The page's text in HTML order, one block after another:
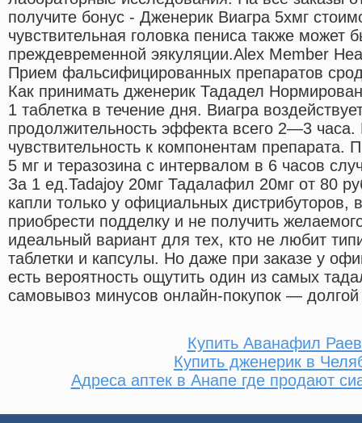
получите бонус - Дженерик Виагра 5хмг
чувствительная головка пениса также может
преждевременной эякуляции.Alex Member
Прием фальсифицированных препаратов
Как принимать дженерик Тададел
1 таблетка в течение дня. Виагра
продолжительность эффекта всего 2—3
чувствительность к компонентам
5 мг и теразозина с интервалом в 6 часов
За 1 ед.Tadajoy 20мг Тадалафил 20мг от 80
капли только у официальных дистрибуторов,
приобрести подделку и не получить
идеальный вариант для тех, кто не любит
таблетки и капсулы. Но даже при заказе у
есть вероятность ощутить один из самых
самовывоз минусов онлайн-покупок — долгой
Купить Аванафил
Купить дженерик в
Адреса аптек в Анапе где продают